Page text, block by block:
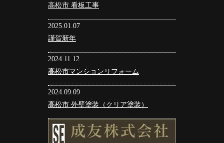
高松市 看板工事
2025.01.07
謹賀新年
2024.11.12
高松市マンションリフォーム
2024.09.09
高松市 外壁塗装（クリア塗装）